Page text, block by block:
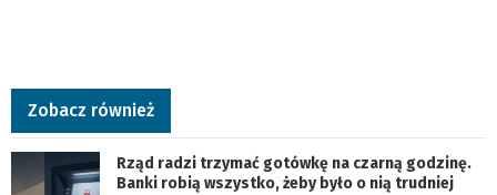
Zobacz również
Rząd radzi trzymać gotówkę na czarną godzinę.
Banki robią wszystko, żeby było o nią trudniej